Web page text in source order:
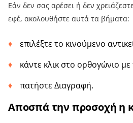
Εάν δεν σας αρέσει ή δεν
εφέ, ακολουθήστε αυτά τα βήματα:
επιλέξτε το κινούμενο
κάντε κλικ στο ορθογώνιο
πατήστε Διαγραφή.
Αποσπά την προσοχή η